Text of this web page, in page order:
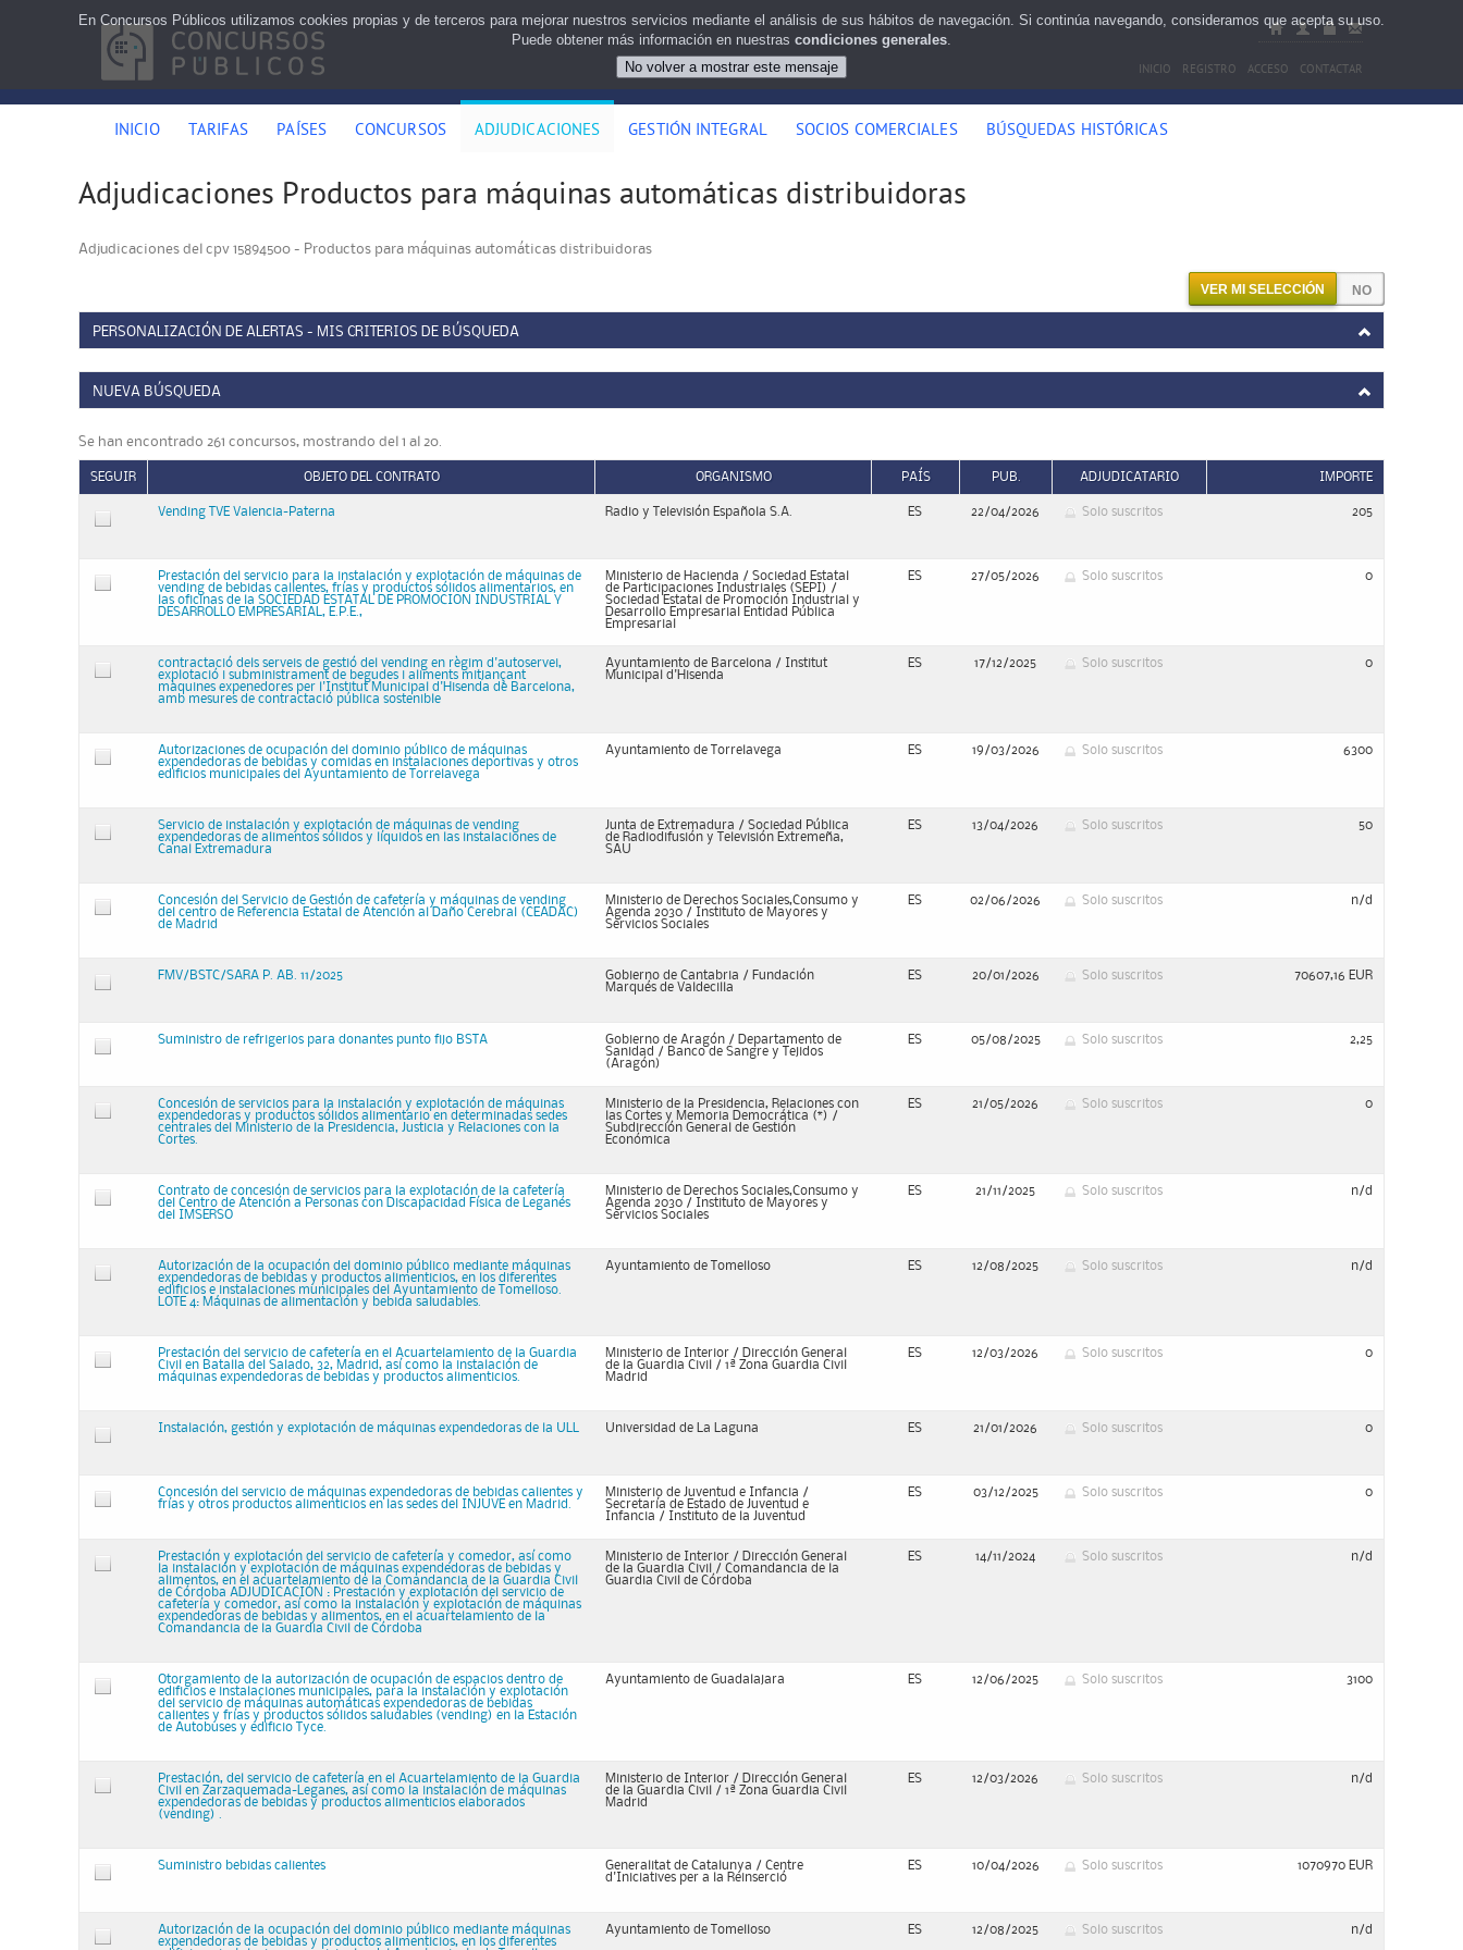
INICIO REGISTRO ACCESO CONTACTAR
INICIO TARIFAS PAÍSES CONCURSOS ADJUDICACIONES GESTIÓN INTEGRAL SOCIOS COMERCIALES BÚSQUEDAS HISTÓRICAS
Adjudicaciones Productos para máquinas automáticas distribuidoras
Adjudicaciones del cpv 15894500 - Productos para máquinas automáticas distribuidoras
VER MI SELECCIÓN
PERSONALIZACIÓN DE ALERTAS - MIS CRITERIOS DE BÚSQUEDA
NUEVA BÚSQUEDA
Se han encontrado 261 concursos, mostrando del 1 al 20.
SEGUIR OBJETO DEL CONTRATO ORGANISMO PAÍS PUB. ADJUDICATARIO IMPORTE
Vending TVE Valencia-Paterna Radio y Televisión Española S.A. ES 22/04/2026 Solo suscritos 205
Prestación del servicio para la instalación y explotación de máquinas de
vending de bebidas calientes, frías y productos sólidos alimentarios, en
las oficinas de la SOCIEDAD ESTATAL DE PROMOCION INDUSTRIAL Y
DESARROLLO EMPRESARIAL, E.P.E.,
Ministerio de Hacienda / Sociedad Estatal
de Participaciones Industriales (SEPI) /
Sociedad Estatal de Promoción Industrial y
Desarrollo Empresarial Entidad Pública
Empresarial
ES 27/05/2026 Solo suscritos 0
contractació dels serveis de gestió del vending en règim d'autoservei,
explotació i subministrament de begudes i aliments mitjançant
màquines expenedores per l'Institut Municipal d'Hisenda de Barcelona,
amb mesures de contractació pública sostenible
Ayuntamiento de Barcelona / Institut
Municipal d'Hisenda
ES 17/12/2025 Solo suscritos 0
Autorizaciones de ocupación del dominio público de máquinas
expendedoras de bebidas y comidas en instalaciones deportivas y otros
edificios municipales del Ayuntamiento de Torrelavega
Ayuntamiento de Torrelavega ES 19/03/2026 Solo suscritos 6300
Servicio de instalación y explotación de máquinas de vending
expendedoras de alimentos sólidos y líquidos en las instalaciones de
Canal Extremadura
Junta de Extremadura / Sociedad Pública
de Radiodifusión y Televisión Extremeña,
SAU
ES 13/04/2026 Solo suscritos 50
Concesión del Servicio de Gestión de cafetería y máquinas de vending
del centro de Referencia Estatal de Atención al Daño Cerebral (CEADAC)
de Madrid
Ministerio de Derechos Sociales,Consumo y
Agenda 2030 / Instituto de Mayores y
Servicios Sociales
ES 02/06/2026 Solo suscritos n/d
FMV/BSTC/SARA P. AB. 11/2025
Gobierno de Cantabria / Fundación
Marqués de Valdecilla
ES 20/01/2026 Solo suscritos 70607,16 EUR
Suministro de refrigerios para donantes punto fijo BSTA
Gobierno de Aragón / Departamento de
Sanidad / Banco de Sangre y Tejidos
(Aragón)
ES 05/08/2025 Solo suscritos 2,25
Concesión de servicios para la instalación y explotación de máquinas
expendedoras y productos sólidos alimentario en determinadas sedes
centrales del Ministerio de la Presidencia, Justicia y Relaciones con la
Cortes.
Ministerio de la Presidencia, Relaciones con
las Cortes y Memoria Democrática (*) /
Subdirección General de Gestión
Económica
ES 21/05/2026 Solo suscritos 0
Contrato de concesión de servicios para la explotación de la cafetería
del Centro de Atención a Personas con Discapacidad Física de Leganés
del IMSERSO
Ministerio de Derechos Sociales,Consumo y
Agenda 2030 / Instituto de Mayores y
Servicios Sociales
ES 21/11/2025 Solo suscritos n/d
Autorización de la ocupación del dominio público mediante máquinas
expendedoras de bebidas y productos alimenticios, en los diferentes
edificios e instalaciones municipales del Ayuntamiento de Tomelloso.
LOTE 4: Máquinas de alimentación y bebida saludables.
Ayuntamiento de Tomelloso ES 12/08/2025 Solo suscritos n/d
Prestación del servicio de cafetería en el Acuartelamiento de la Guardia
Civil en Batalla del Salado, 32, Madrid, así como la instalación de
máquinas expendedoras de bebidas y productos alimenticios.
Ministerio de Interior / Dirección General
de la Guardia Civil / 1ª Zona Guardia Civil
Madrid
ES 12/03/2026 Solo suscritos 0
Instalación, gestión y explotación de máquinas expendedoras de la ULL Universidad de La Laguna ES 21/01/2026 Solo suscritos 0
Concesión del servicio de máquinas expendedoras de bebidas calientes y
frías y otros productos alimenticios en las sedes del INJUVE en Madrid.
Ministerio de Juventud e Infancia /
Secretaría de Estado de Juventud e
Infancia / Instituto de la Juventud
ES 03/12/2025 Solo suscritos 0
Prestación y explotación del servicio de cafetería y comedor, así como
la instalación y explotación de máquinas expendedoras de bebidas y
alimentos, en el acuartelamiento de la Comandancia de la Guardia Civil
de Córdoba ADJUDICACIÓN : Prestación y explotación del servicio de
cafetería y comedor, así como la instalación y explotación de máquinas
expendedoras de bebidas y alimentos, en el acuartelamiento de la
Comandancia de la Guardia Civil de Córdoba
Ministerio de Interior / Dirección General
de la Guardia Civil / Comandancia de la
Guardia Civil de Córdoba
ES 14/11/2024 Solo suscritos n/d
Otorgamiento de la autorización de ocupación de espacios dentro de
edificios e instalaciones municipales, para la instalación y explotación
del servicio de máquinas automáticas expendedoras de bebidas
calientes y frías y productos sólidos saludables (vending) en la Estación
de Autobuses y edificio Tyce.
Ayuntamiento de Guadalajara ES 12/06/2025 Solo suscritos 3100
Prestación, del servicio de cafetería en el Acuartelamiento de la Guardia
Civil en Zarzaquemada-Leganes, así como la instalación de máquinas
expendedoras de bebidas y productos alimenticios elaborados
(vending) .
Ministerio de Interior / Dirección General
de la Guardia Civil / 1ª Zona Guardia Civil
Madrid
ES 12/03/2026 Solo suscritos n/d
Suministro bebidas calientes
Generalitat de Catalunya / Centre
d'Iniciatives per a la Reinserció
ES 10/04/2026 Solo suscritos 1070970 EUR
Autorización de la ocupación del dominio público mediante máquinas
expendedoras de bebidas y productos alimenticios, en los diferentes
Ayuntamiento de Tomelloso ES 12/08/2025 Solo suscritos n/d
En Concursos Públicos utilizamos cookies propias y de terceros para mejorar nuestros servicios mediante el análisis de sus hábitos de navegación. Si continúa navegando, consideramos que acepta su uso.
Puede obtener más información en nuestras condiciones generales.